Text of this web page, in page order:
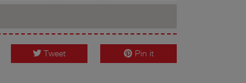
Tweet Pin it